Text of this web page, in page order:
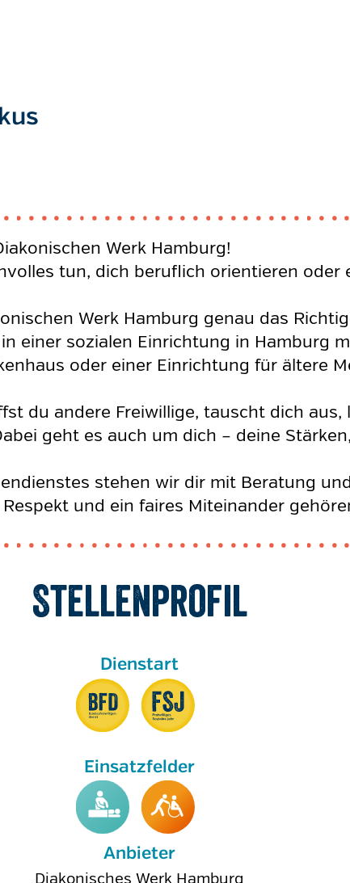
Werk Hamburg!
tun, dich beruflich orientieren oder
Werk Hamburg genau das
einer sozialen Einrichtung in Hamburg
oder einer Einrichtung für ältere
du andere Freiwillige, tauscht dich
geht es auch um dich – deine
stehen wir dir mit Beratung
und ein faires Miteinander
Stellenprofil
Anbieter
Diakonisches Werk Hamburg